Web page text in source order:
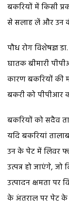
बकरियों में किसी
से सलाह लें और उन
पौध रोग विशेषज्ञ
घातक बीमारी
कारण बकरियों की
बकरी को पीपीआर
बकरियों को सदैव
यदि बकरियां
उन के पेट में लिवर
उत्पन्न हो जाएंगे,
उत्पादन क्षमता पर
के अंतराल पर पेट के